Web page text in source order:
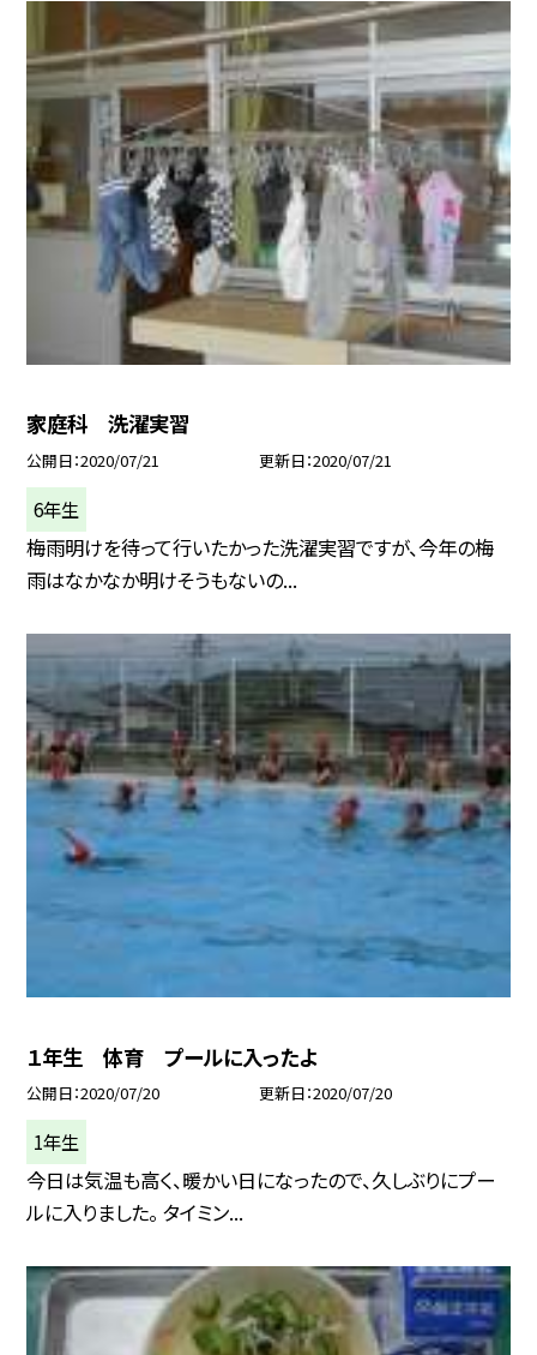
家庭科 洗濯実習
公開日 2020/07/21 更新日 2020/07/21
6年生
梅雨明けを待って行いたかった洗濯実習ですが、今年の梅
雨はなかなか明けそうもないの...
１年生 体育 プールに入ったよ
公開日 2020/07/20 更新日 2020/07/20
1年生
今日は気温も高く、暖かい日になったので、久しぶりにプー
ルに入りました。 タイミン...